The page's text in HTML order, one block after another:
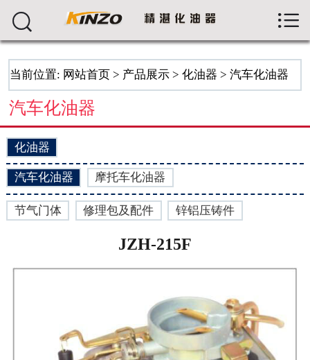

产品展示
新闻资讯
生产车间
留言反馈
联系我们
ENGLISH


当前位置: 网站首页 > 产品展示 >化油器 >汽车化油器
汽车化油器
化油器
汽车化油器 摩托车化油器
节气门体 修理包及配件 锌铝压铸件
JZH-215F